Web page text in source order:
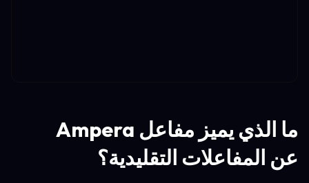
ما الذي يميز مفاعل Ampera
عن المفاعلات التقليدية؟